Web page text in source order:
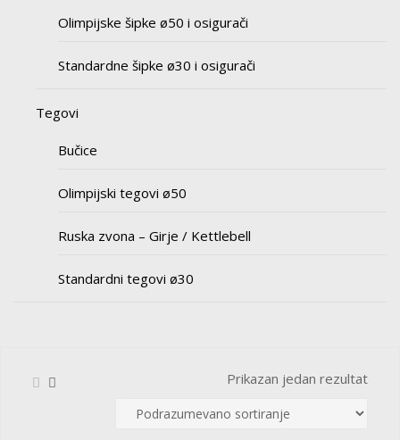
Olimpijske šipke ø50 i osigurači
Standardne šipke ø30 i osigurači
Tegovi
Bučice
Olimpijski tegovi ø50
Ruska zvona – Girje / Kettlebell
Standardni tegovi ø30
Prikazan jedan rezultat